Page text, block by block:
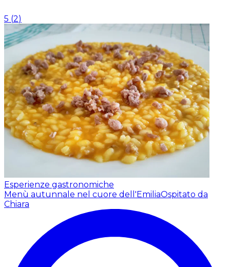
5 (2)
Esperienze gastronomiche
Menù autunnale nel cuore dell'EmiliaOspitato da
Chiara